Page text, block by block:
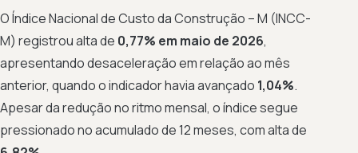
O Índice Nacional de Custo da Construção – M (INCC-
M) registrou alta de 0,77% em maio de 2026,
apresentando desaceleração em relação ao mês
anterior, quando o indicador havia avançado 1,04%.
Apesar da redução no ritmo mensal, o índice segue
pressionado no acumulado de 12 meses, com alta de